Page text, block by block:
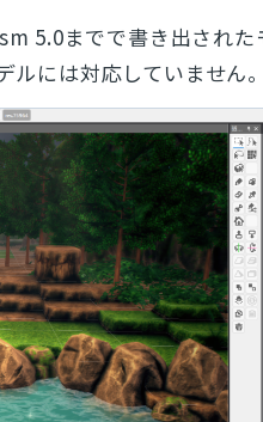
5.0までで書き出された
には対応していません。
とじる
検索